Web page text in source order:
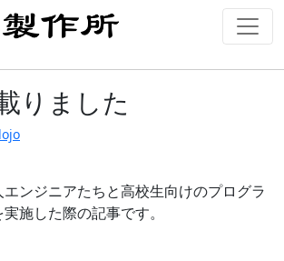
りました
ンジニアたちと高校生向けのプログラ
施した際の記事です。